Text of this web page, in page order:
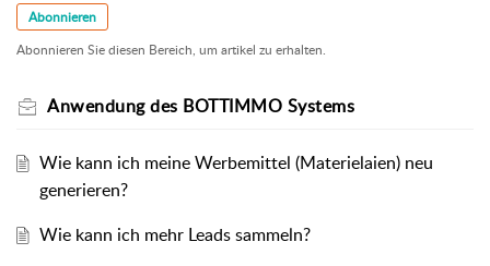
Abonnieren
Abonnieren Sie diesen Bereich, um artikel zu erhalten.
Anwendung des BOTTIMMO Systems
Wie kann ich meine Werbemittel (Materielaien) neu
generieren?
Wie kann ich mehr Leads sammeln?